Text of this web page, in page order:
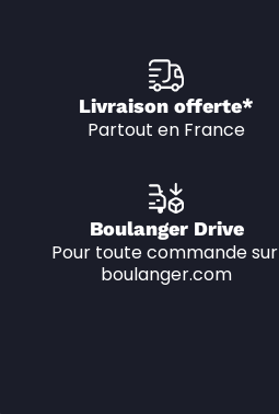
Livraison offerte*
Partout en France
Boulanger Drive
Pour toute commande sur
boulanger.com